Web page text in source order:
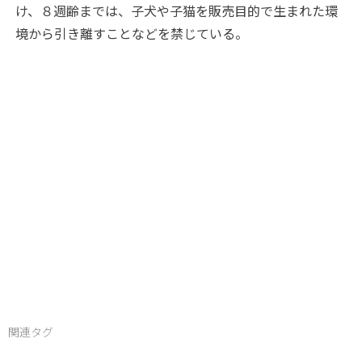
け、８週齢までは、子犬や子猫を販売目的で生まれた環
境から引き離すことなどを禁じている。
関連タグ